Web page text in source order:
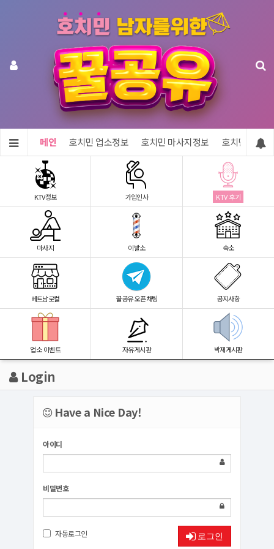
메인 호치민 업소정보 호치민 마사지정보 호치민 숙소
KTV정보 가입인사 KTV 후기
마사지 이발소 숙소
베트남로컬 꿀공유 오픈채팅 공지사항
업소 이벤트 자유게시판 박제게시판
Login
Have a Nice Day!
아이디
비밀번호
자동로그인 로그인